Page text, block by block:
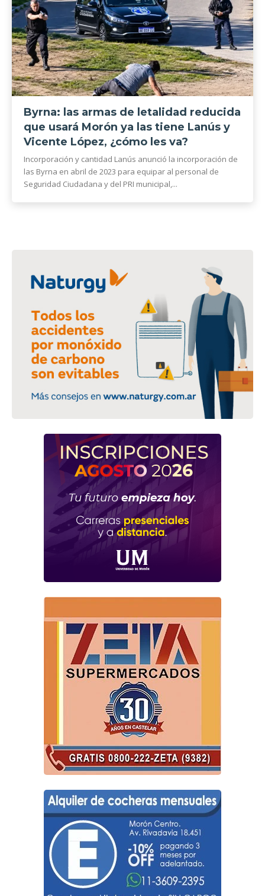
Byrna: las armas de letalidad reducida
que usará Morón ya las tiene Lanús y
Vicente López, ¿cómo les va?
Incorporación y cantidad Lanús anunció la incorporación de
las Byrna en abril de 2023 para equipar al personal de
Seguridad Ciudadana y del PRI municipal,...